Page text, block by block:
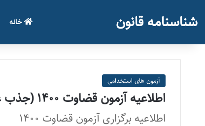
شناسنامه قانون خانه
آزمون های استخدامی
اطلاعیه آزمون قضاوت ۱۴۰۰ (جذب عمومی)
اطلاعیه برگزاری آزمون قضاوت 1400